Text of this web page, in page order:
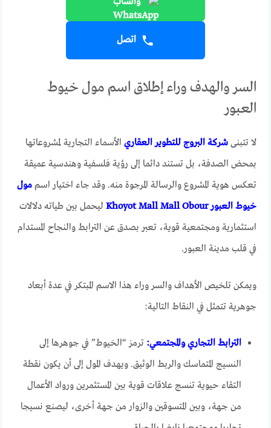
اتصل
السر والهدف وراء إطلاق اسم مول خيوط
العبور
لا تتبنىشركة البروج للتطوير العقاري الأسماء التجارية لمشروعاتها
بمحض الصدفة، بل تستند دائما إلى رؤية فلسفية وهندسية عميقة
تعكس هوية المشروع والرسالة المرجوة منه. وقد جاء اختيار اسممول
خيوط العبور Khoyot Mall Mall Obour
ليحمل بين طياته دلالات
استثمارية ومجتمعية قوية، تعبر بصدق عن الترابط والنجاح المستدام
في قلب مدينة العبور.
ويمكن تلخيص الأهداف والسر وراء هذا الاسم المبتكر في عدة أبعاد
جوهرية تتمثل في النقاط التالية:
الترابط التجاري والمجتمعي: ترمز “الخيوط” في جوهرها إلى
النسيج المتماسك والربط الوثيق. ويهدف المول إلى أن يكون نقطة
التقاء حيوية تنسج علاقات قوية بين المستثمرين ورواد الأعمال
من جهة، وبين المتسوقين والزوار من جهة أخرى، ليصنع نسيجا